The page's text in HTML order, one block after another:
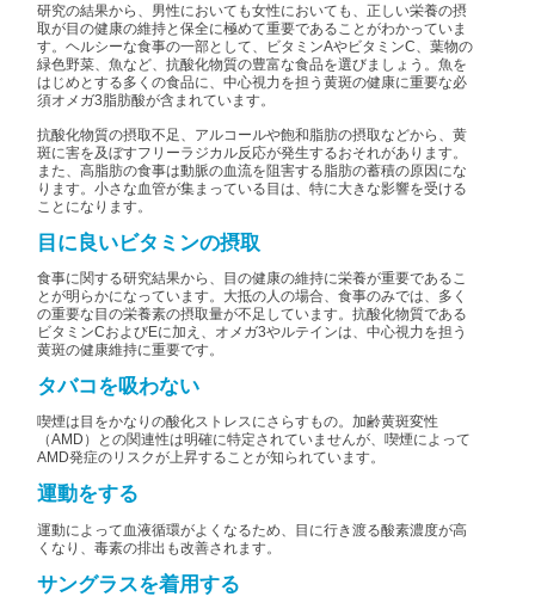
研究の結果から、男性においても女性においても、正しい栄養の摂
取が目の健康の維持と保全に極めて重要であることがわかっていま
す。ヘルシーな食事の一部として、ビタミンAやビタミンC、葉物の
緑色野菜、魚など、抗酸化物質の豊富な食品を選びましょう。魚を
はじめとする多くの食品に、中心視力を担う黄斑の健康に重要な必
須オメガ3脂肪酸が含まれています。
抗酸化物質の摂取不足、アルコールや飽和脂肪の摂取などから、黄
斑に害を及ぼすフリーラジカル反応が発生するおそれがあります。
また、高脂肪の食事は動脈の血流を阻害する脂肪の蓄積の原因にな
ります。小さな血管が集まっている目は、特に大きな影響を受ける
ことになります。
目に良いビタミンの摂取
食事に関する研究結果から、目の健康の維持に栄養が重要であるこ
とが明らかになっています。大抵の人の場合、食事のみでは、多く
の重要な目の栄養素の摂取量が不足しています。抗酸化物質である
ビタミンCおよびEに加え、オメガ3やルテインは、中心視力を担う
黄斑の健康維持に重要です。
タバコを吸わない
喫煙は目をかなりの酸化ストレスにさらすもの。加齢黄斑変性
（AMD）との関連性は明確に特定されていませんが、喫煙によって
AMD発症のリスクが上昇することが知られています。
運動をする
運動によって血液循環がよくなるため、目に行き渡る酸素濃度が高
くなり、毒素の排出も改善されます。
サングラスを着用する